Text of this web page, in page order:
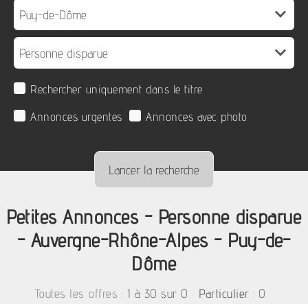
Rechercher uniquement dans le titre
Annonces urgentes
Annonces avec photo
Petites Annonces - Personne disparue
- Auvergne-Rhône-Alpes - Puy-de-
Dôme
Toutes les offres : 1 à 30 sur 0 Particulier : 0